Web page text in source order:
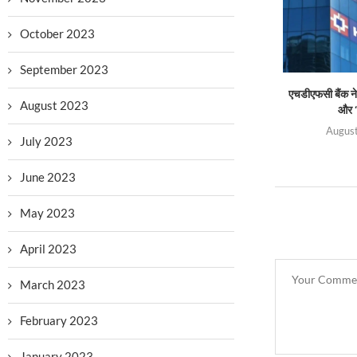
एचडीएफसी बैंक ने
और
October 2023
September 2023
August 2023
July 2023
June 2023
May 2023
April 2023
March 2023
February 2023